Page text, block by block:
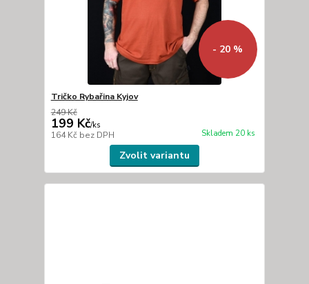
- 20 %
Tričko Rybařina Kyjov
249 Kč
199 Kč/ks
164 Kč bez DPH Skladem 20 ks
Zvolit variantu